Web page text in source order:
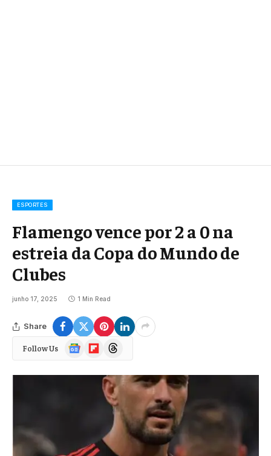
ESPORTES
Flamengo vence por 2 a 0 na
estreia da Copa do Mundo de
Clubes
junho 17, 2025 1 Min Read
Share
Follow Us
Google
News
FlipboardThreads